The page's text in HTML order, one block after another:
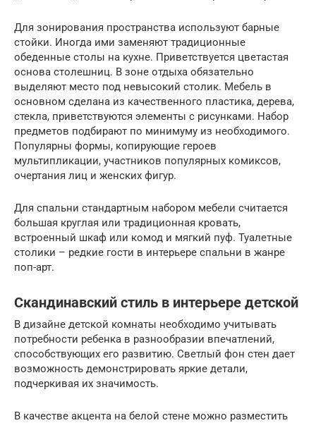
Для зонирования пространства используют барные
стойки. Иногда ими заменяют традиционные
обеденные столы на кухне. Приветствуется цветастая
основа столешниц. В зоне отдыха обязательно
выделяют место под невысокий столик. Мебель в
основном сделана из качественного пластика, дерева,
стекла, приветствуются элементы с рисунками. Набор
предметов подбирают по минимуму из необходимого.
Популярны формы, копирующие героев
мультипликации, участников популярных комиксов,
очертания лиц и женских фигур.
Для спальни стандартным набором мебели считается
большая круглая или традиционная кровать,
встроенный шкаф или комод и мягкий пуф. Туалетные
столики – редкие гости в интерьере спальни в жанре
поп-арт.
Скандинавский стиль в интерьере детской
В дизайне детской комнаты необходимо учитывать
потребности ребенка в разнообразии впечатлений,
способствующих его развитию. Светлый фон стен дает
возможность демонстрировать яркие детали,
подчеркивая их значимость.
В качестве акцента на белой стене можно разместить